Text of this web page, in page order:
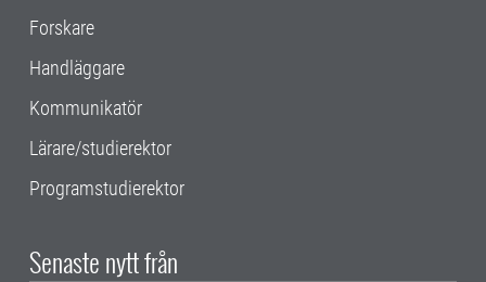
Forskare
Handläggare
Kommunikatör
Lärare/studierektor
Programstudierektor
Senaste nytt från